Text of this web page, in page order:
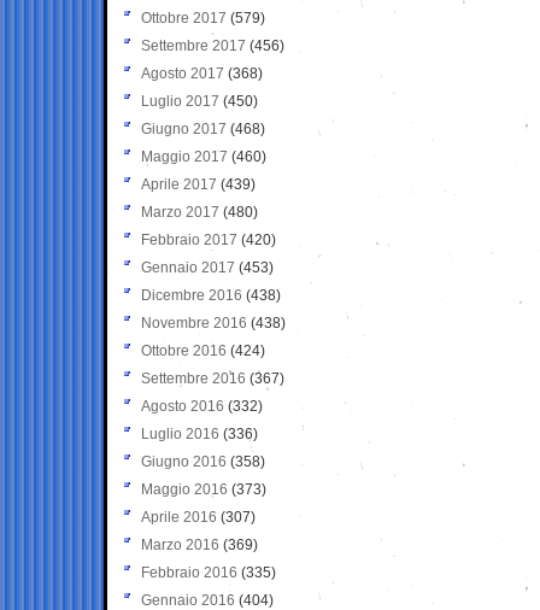
Ottobre 2017 (579)
Settembre 2017 (456)
Agosto 2017 (368)
Luglio 2017 (450)
Giugno 2017 (468)
Maggio 2017 (460)
Aprile 2017 (439)
Marzo 2017 (480)
Febbraio 2017 (420)
Gennaio 2017 (453)
Dicembre 2016 (438)
Novembre 2016 (438)
Ottobre 2016 (424)
Settembre 2016 (367)
Agosto 2016 (332)
Luglio 2016 (336)
Giugno 2016 (358)
Maggio 2016 (373)
Aprile 2016 (307)
Marzo 2016 (369)
Febbraio 2016 (335)
Gennaio 2016 (404)